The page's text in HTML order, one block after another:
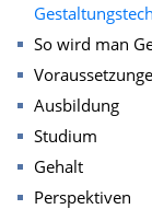
So wird man
Ausbildung
Studium
Gehalt
Perspektiven